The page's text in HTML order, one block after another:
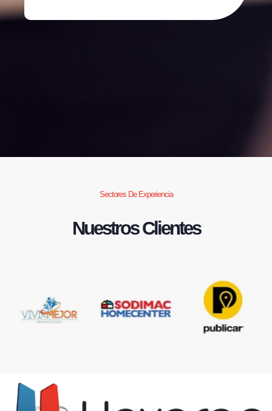
Sectores De Experiencia
Nuestros Clientes